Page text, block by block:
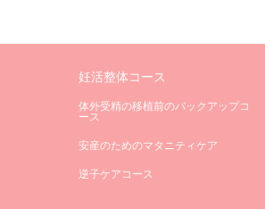
妊活整体コース
体外受精の移植前のバックアップコ
ース
安産のためのマタニティケア
逆子ケアコース